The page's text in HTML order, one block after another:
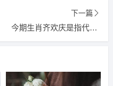
下一篇
今期生肖齐欢庆是指代表什么生肖，精选词语释义解释落实